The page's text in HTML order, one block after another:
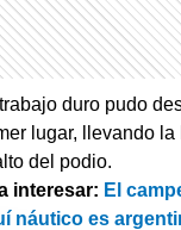
duro pudo
lugar, llevando la
del podio.
interesar: El
náutico es